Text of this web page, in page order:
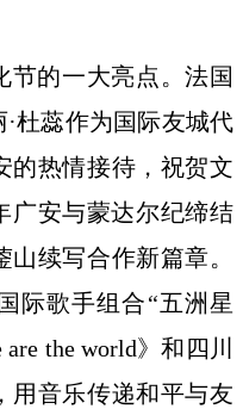
节的一大亮点。法国
杜蕊作为国际友城代
的热情接待，祝贺文
广安与蒙达尔纪缔结
续写合作新篇章。
际歌手组合“五洲星
the world》和四川
用音乐传递和平与友